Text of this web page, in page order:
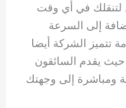
لتنقلك في أي وقت
إلى السرعة
تتميز الشركة أيضا
حيث يقدم السائقون
ومباشرة إلى وجهتك